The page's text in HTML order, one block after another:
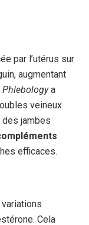
par l’utérus sur
augmentant
Phlebologya
veineux
des jambes
efficaces.
Cela